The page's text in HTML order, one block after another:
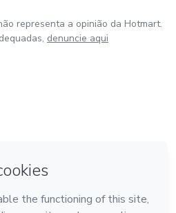
representa a opinião da Hotmart.
denuncie aqui
México